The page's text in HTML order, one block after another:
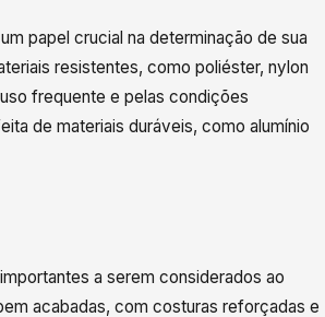
papel crucial na determinação de sua
resistentes, como poliéster, nylon
frequente e pelas condições
de materiais duráveis, como alumínio
a serem considerados ao
acabadas, com costuras reforçadas e